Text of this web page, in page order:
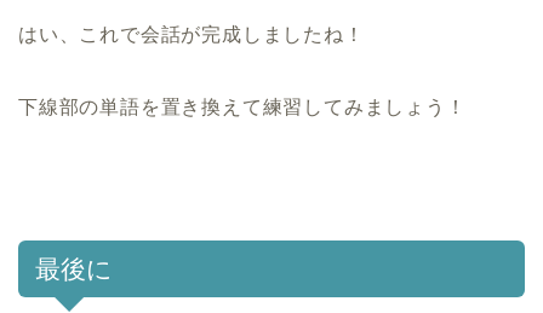
はい、これで会話が完成しましたね！
下線部の単語を置き換えて練習してみましょう！
最後に